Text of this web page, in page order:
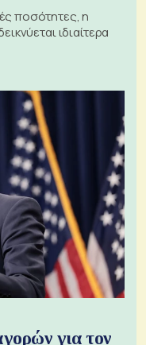
ποσότητες, η
ιδιαίτερα
για τον